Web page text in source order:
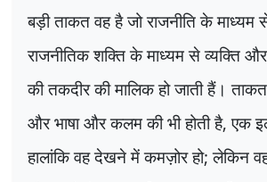
बड़ी ताकत वह है जो राजनीति के माध्यम
राजनीतिक शक्ति के माध्यम से व्यक्ति
की तकदीर की मालिक हो जाती हैं।
और भाषा और कलम की भी होती है,एक
हालांकि वह देखने में कमज़ोर हो;लेकिन